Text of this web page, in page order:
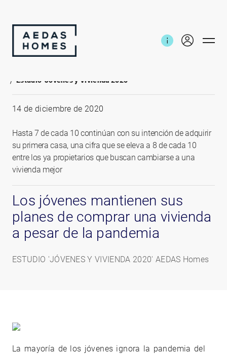
14 de diciembre de 2020
Hasta 7 de cada 10 continúan con su intención de adquirir
su primera casa, una cifra que se eleva a 8 de cada 10
entre los ya propietarios que buscan cambiarse a una
vivienda mejor
Los jóvenes mantienen sus
planes de comprar una vivienda
a pesar de la pandemia
ESTUDIO 'JÓVENES Y VIVIENDA 2020' AEDAS Homes
Estudio 'Jóvenes y Vivienda 2020'
La mayoría de los jóvenes ignora la pandemia del